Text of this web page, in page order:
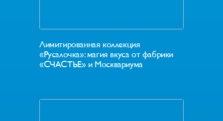
Лимитированная коллекция
«Русалочка»: магия вкуса от фабрики
«СЧАСТЬЕ» и Москвариума